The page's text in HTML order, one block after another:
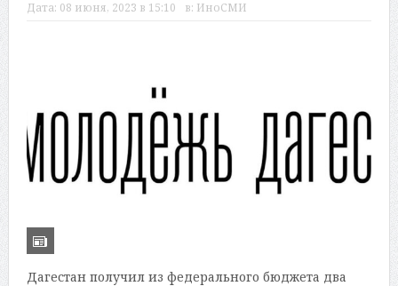
Дата: 08 июня, 2023 в 15:10 в: ИноСМИ
Дагестан получил из федерального бюджета два